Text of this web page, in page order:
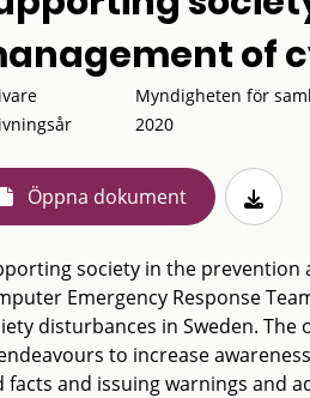
of
Myndigheten för
2020
Öppna dokument
society in the prevention
Emergency Response
disturbances in Sweden.
to increase
facts and issuing warnings and